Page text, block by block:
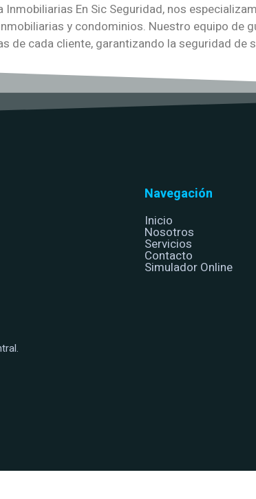
En Sic Seguridad, nos
y condominios. Nuestro equipo
de cada cliente, garantizando la seguridad de
Navegación
Inicio
Nosotros
Servicios
Contacto
Simulador Online